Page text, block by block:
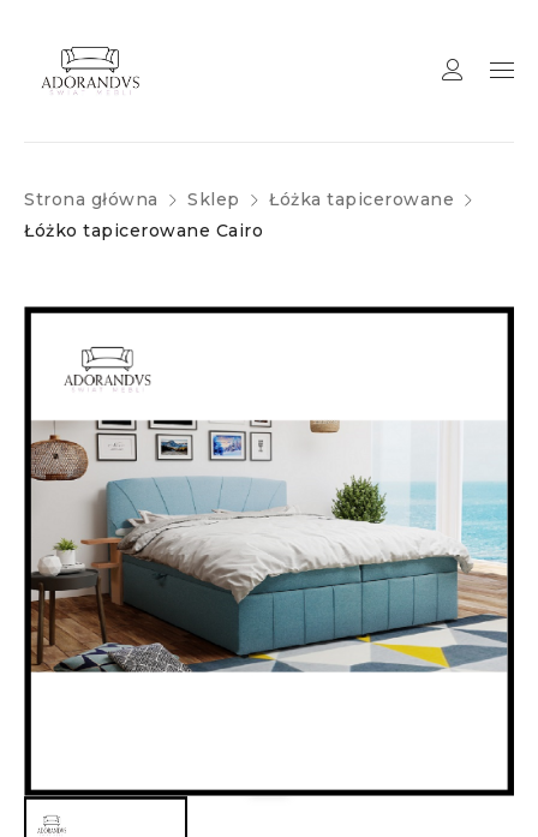
Strona główna Sklep
Łóżka tapicerowane
Łóżko tapicerowane Cairo